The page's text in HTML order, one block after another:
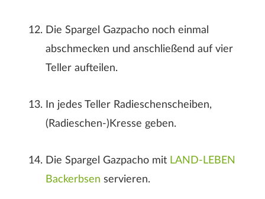
Die Spargel Gazpacho noch einmal
abschmecken und anschließend auf vier
Teller aufteilen.
In jedes Teller Radieschenscheiben,
(Radieschen-)Kresse geben.
Die Spargel Gazpacho mit LAND-LEBEN
Backerbsen servieren.